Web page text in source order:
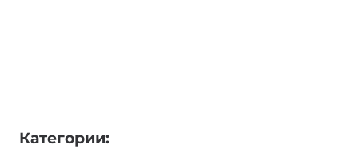
Категории: